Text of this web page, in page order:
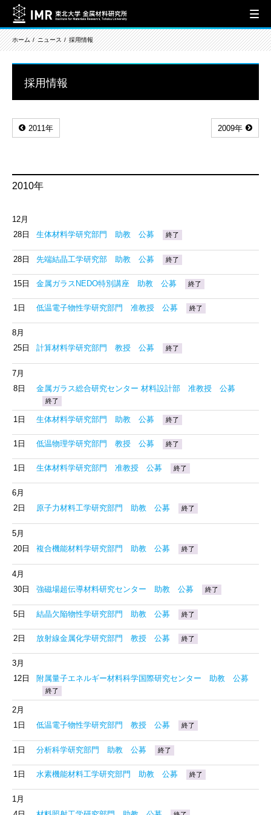
ホーム ニュース 採用情報
採用情報
2011年 2009年
2010年
12月
28日
生体材料学研究部門 助教 公募 終了
28日 先端結晶工学研究部 助教 公募 終了
15日 金属ガラスNEDO特別講座 助教 公募 終了
1日 低温電子物性学研究部門 准教授 公募 終了
8月
25日
計算材料学研究部門 教授 公募 終了
7月
8日
金属ガラス総合研究センター 材料設計部 准教授 公募
終了
1日 生体材料学研究部門 助教 公募 終了
1日 低温物理学研究部門 教授 公募 終了
1日 生体材料学研究部門 准教授 公募 終了
6月
2日
原子力材料工学研究部門 助教 公募 終了
5月
20日
複合機能材料学研究部門 助教 公募 終了
4月
30日
強磁場超伝導材料研究センター 助教 公募 終了
5日 結晶欠陥物性学研究部門 助教 公募 終了
2日 放射線金属化学研究部門 教授 公募 終了
3月
12日
附属量子エネルギー材料科学国際研究センター 助教 公募
終了
2月
1日
低温電子物性学研究部門 教授 公募 終了
1日 分析科学研究部門 助教 公募 終了
1日 水素機能材料工学研究部門 助教 公募 終了
1月